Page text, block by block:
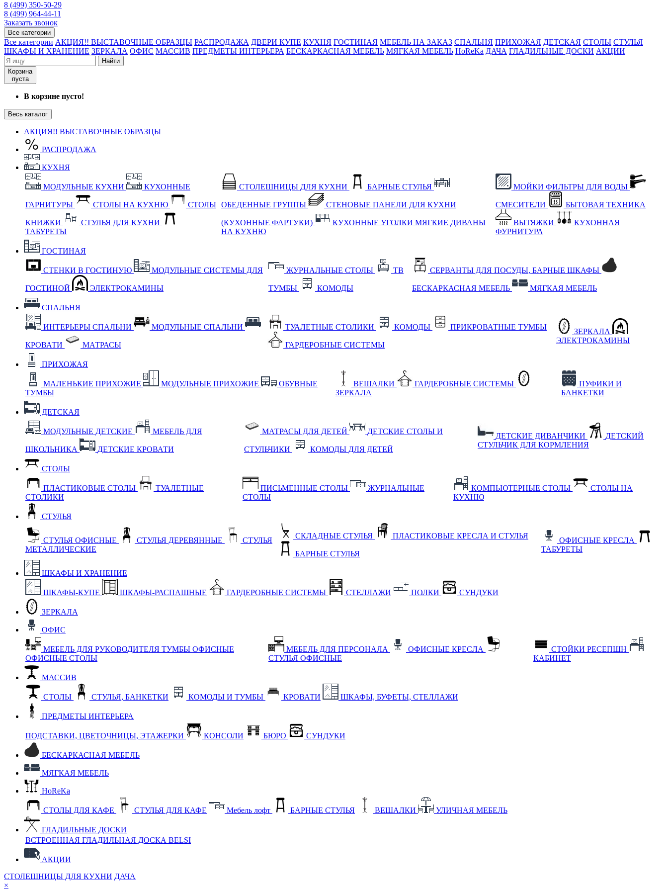
8 (499) 350-50-29
8 (499) 964-44-11
Заказать звонок
Все категории
Все категории АКЦИЯ!! ВЫСТАВОЧНЫЕ ОБРАЗЦЫ РАСПРОДАЖА ДВЕРИ КУПЕ КУХНЯ ГОСТИНАЯ МЕБЕЛЬ НА ЗАКАЗ СПАЛЬНЯ ПРИХОЖАЯ ДЕТСКАЯ СТОЛЫ СТУЛЬЯ
ШКАФЫ И ХРАНЕНИЕ ЗЕРКАЛА ОФИС МАССИВ ПРЕДМЕТЫ ИНТЕРЬЕРА БЕСКАРКАСНАЯ МЕБЕЛЬ МЯГКАЯ МЕБЕЛЬ HoReKa ДАЧА ГЛАДИЛЬНЫЕ ДОСКИ АКЦИИ
Найти
Корзина
пуста
В корзине пусто!
Весь каталог
АКЦИЯ!! ВЫСТАВОЧНЫЕ ОБРАЗЦЫ
РАСПРОДАЖА
КУХНЯ
МОДУЛЬНЫЕ КУХНИ КУХОННЫЕ
ГАРНИТУРЫ СТОЛЫ НА КУХНЮ СТОЛЫ
КНИЖКИ
СТУЛЬЯ ДЛЯ КУХНИ
ТАБУРЕТЫ
СТОЛЕШНИЦЫ ДЛЯ КУХНИ БАРНЫЕ СТУЛЬЯ
ОБЕДЕННЫЕ ГРУППЫ СТЕНОВЫЕ ПАНЕЛИ ДЛЯ КУХНИ
(КУХОННЫЕ ФАРТУКИ) КУХОННЫЕ УГОЛКИ МЯГКИЕ ДИВАНЫ
НА КУХНЮ
МОЙКИ ФИЛЬТРЫ ДЛЯ ВОДЫ
СМЕСИТЕЛИ БЫТОВАЯ ТЕХНИКА
ВЫТЯЖКИ
КУХОННАЯ
ФУРНИТУРА
ГОСТИНАЯ
СТЕНКИ В ГОСТИНУЮ МОДУЛЬНЫЕ СИСТЕМЫ ДЛЯ
ГОСТИНОЙ ЭЛЕКТРОКАМИНЫ
ЖУРНАЛЬНЫЕ СТОЛЫ ТВ
ТУМБЫ КОМОДЫ
СЕРВАНТЫ ДЛЯ ПОСУДЫ, БАРНЫЕ ШКАФЫ
БЕСКАРКАСНАЯ МЕБЕЛЬ МЯГКАЯ МЕБЕЛЬ
СПАЛЬНЯ
ИНТЕРЬЕРЫ СПАЛЬНИ МОДУЛЬНЫЕ СПАЛЬНИ
КРОВАТИ МАТРАСЫ
ТУАЛЕТНЫЕ СТОЛИКИ КОМОДЫ ПРИКРОВАТНЫЕ ТУМБЫ
ГАРДЕРОБНЫЕ СИСТЕМЫ
ЗЕРКАЛА
ЭЛЕКТРОКАМИНЫ
ПРИХОЖАЯ
МАЛЕНЬКИЕ ПРИХОЖИЕ МОДУЛЬНЫЕ ПРИХОЖИЕ
ОБУВНЫЕ
ТУМБЫ
ВЕШАЛКИ
ГАРДЕРОБНЫЕ СИСТЕМЫ
ЗЕРКАЛА
ПУФИКИ И
БАНКЕТКИ
ДЕТСКАЯ
МОДУЛЬНЫЕ ДЕТСКИЕ МЕБЕЛЬ ДЛЯ
ШКОЛЬНИКА ДЕТСКИЕ КРОВАТИ
МАТРАСЫ ДЛЯ ДЕТЕЙ ДЕТСКИЕ СТОЛЫ И
СТУЛЬЧИКИ КОМОДЫ ДЛЯ ДЕТЕЙ
ДЕТСКИЕ ДИВАНЧИКИ
ДЕТСКИЙ
СТУЛЬЧИК ДЛЯ КОРМЛЕНИЯ
СТОЛЫ
ПЛАСТИКОВЫЕ СТОЛЫ
ТУАЛЕТНЫЕ
СТОЛИКИ
ПИСЬМЕННЫЕ СТОЛЫ
ЖУРНАЛЬНЫЕ
СТОЛЫ
КОМПЬЮТЕРНЫЕ СТОЛЫ
СТОЛЫ НА
КУХНЮ
СТУЛЬЯ
СТУЛЬЯ ОФИСНЫЕ СТУЛЬЯ ДЕРЕВЯННЫЕ
СТУЛЬЯ
МЕТАЛЛИЧЕСКИЕ
СКЛАДНЫЕ СТУЛЬЯ ПЛАСТИКОВЫЕ КРЕСЛА И СТУЛЬЯ
БАРНЫЕ СТУЛЬЯ
ОФИСНЫЕ КРЕСЛА
ТАБУРЕТЫ
ШКАФЫ И ХРАНЕНИЕ
ШКАФЫ-КУПЕ ШКАФЫ-РАСПАШНЫЕ ГАРДЕРОБНЫЕ СИСТЕМЫ СТЕЛЛАЖИ ПОЛКИ СУНДУКИ
ЗЕРКАЛА
ОФИС
МЕБЕЛЬ ДЛЯ РУКОВОДИТЕЛЯ ТУМБЫ ОФИСНЫЕ
ОФИСНЫЕ СТОЛЫ
МЕБЕЛЬ ДЛЯ ПЕРСОНАЛА
ОФИСНЫЕ КРЕСЛА
СТУЛЬЯ ОФИСНЫЕ
СТОЙКИ РЕСЕПШН
КАБИНЕТ
МАССИВ
СТОЛЫ СТУЛЬЯ, БАНКЕТКИ КОМОДЫ И ТУМБЫ КРОВАТИ ШКАФЫ, БУФЕТЫ, СТЕЛЛАЖИ
ПРЕДМЕТЫ ИНТЕРЬЕРА
ПОДСТАВКИ, ЦВЕТОЧНИЦЫ, ЭТАЖЕРКИ КОНСОЛИ БЮРО СУНДУКИ
БЕСКАРКАСНАЯ МЕБЕЛЬ
МЯГКАЯ МЕБЕЛЬ
HoReKa
СТОЛЫ ДЛЯ КАФЕ СТУЛЬЯ ДЛЯ КАФЕ Мебель лофт БАРНЫЕ СТУЛЬЯ ВЕШАЛКИ УЛИЧНАЯ МЕБЕЛЬ
ГЛАДИЛЬНЫЕ ДОСКИ
ВСТРОЕННАЯ ГЛАДИЛЬНАЯ ДОСКА BELSI
АКЦИИ
СТОЛЕШНИЦЫ ДЛЯ КУХНИ ДАЧА
×